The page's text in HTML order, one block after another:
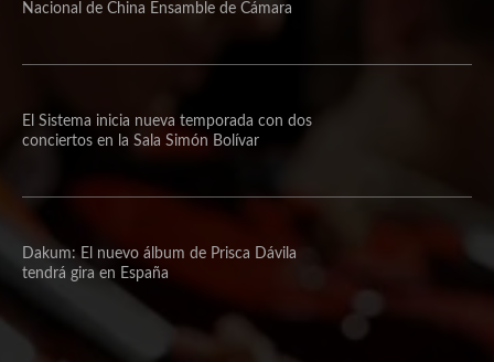
Nacional de China Ensamble de Cámara
El Sistema inicia nueva temporada con dos
conciertos en la Sala Simón Bolívar
Dakum: El nuevo álbum de Prisca Dávila
tendrá gira en España